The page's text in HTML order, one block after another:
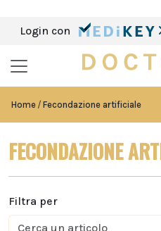
Login con
Home Fecondazione artificiale
FECONDAZIONE
Filtra per